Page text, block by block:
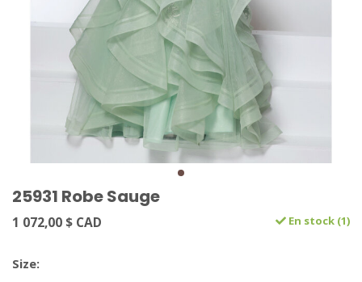
25931 Robe Sauge
1 072,00 $ CAD En stock (1)
Size: